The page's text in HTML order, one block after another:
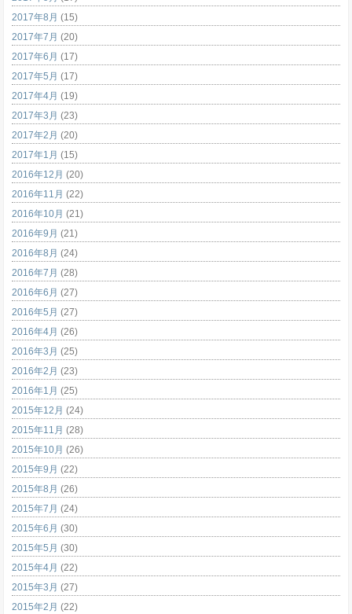
2017年8月 (15)
2017年7月 (20)
2017年6月 (17)
2017年5月 (17)
2017年4月 (19)
2017年3月 (23)
2017年2月 (20)
2017年1月 (15)
2016年12月 (20)
2016年11月 (22)
2016年10月 (21)
2016年9月 (21)
2016年8月 (24)
2016年7月 (28)
2016年6月 (27)
2016年5月 (27)
2016年4月 (26)
2016年3月 (25)
2016年2月 (23)
2016年1月 (25)
2015年12月 (24)
2015年11月 (28)
2015年10月 (26)
2015年9月 (22)
2015年8月 (26)
2015年7月 (24)
2015年6月 (30)
2015年5月 (30)
2015年4月 (22)
2015年3月 (27)
2015年2月 (22)